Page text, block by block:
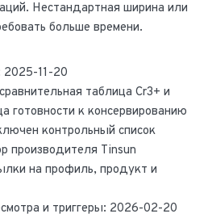
Нестандартная ширина или
больше времени.
2025-11-20
таблица Cr3+ и
готовности к консервированию
контрольный список
производителя Tinsun
на профиль, продукт и
и триггеры: 2026-02-20